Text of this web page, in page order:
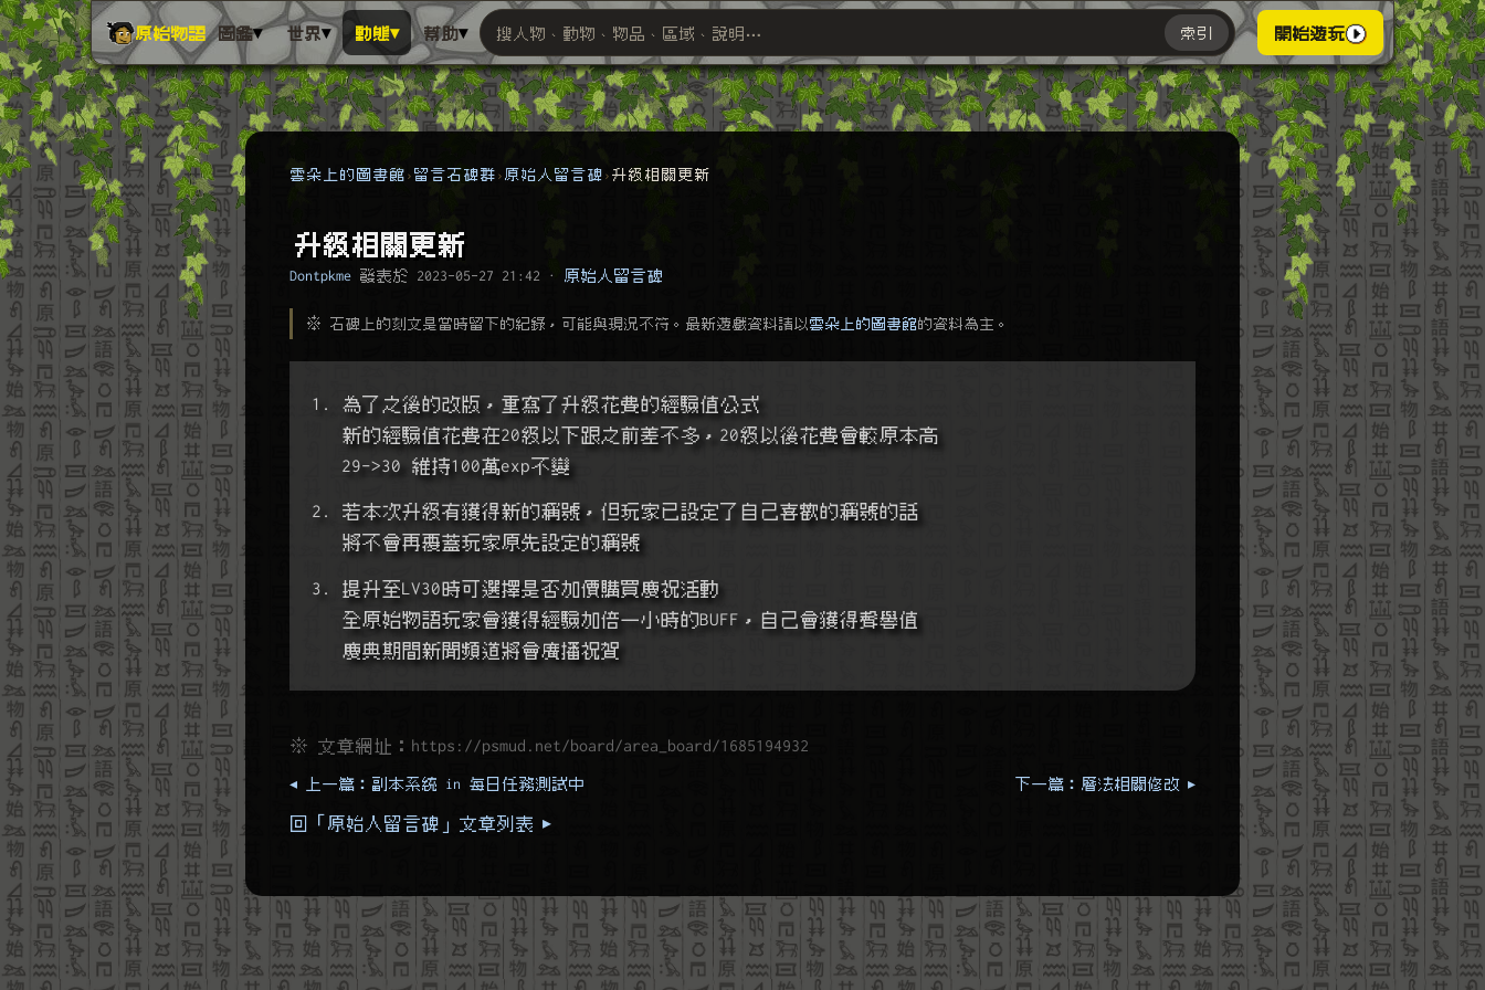
原始物語 圖鑑▾ 世界▾ 動態▾ 幫助▾
搜尋萬物索引
搜人物、動物、物品、區域、說明⋯ 索引 開始遊玩
雲朵上的圖書館 留言石碑群 原始人留言碑 升級相關更新
升級相關更新
Dontpkme 發表於 2023-05-27 21:42 · 原始人留言碑
※ 石碑上的刻文是當時留下的紀錄，可能與現況不符。最新遊戲資料請以 雲朵上的圖書館的資料為主。
1. 為了之後的改版，重寫了升級花費的經驗值公式
   新的經驗值花費在20級以下跟之前差不多，20級以後花費會較原本高
   29->30 維持100萬exp不變
2. 若本次升級有獲得新的稱號，但玩家已設定了自己喜歡的稱號的話
   將不會再覆蓋玩家原先設定的稱號
3. 提升至LV30時可選擇是否加價購買慶祝活動
   全原始物語玩家會獲得經驗加倍一小時的BUFF，自己會獲得聲譽值
   慶典期間新聞頻道將會廣播祝賀
※ 文章網址： https://psmud.net/board/area_board/1685194932
◂ 上一篇：副本系統 in 每日任務測試中 下一篇：曆法相關修改 ▸
回「原始人留言碑」文章列表 ▸